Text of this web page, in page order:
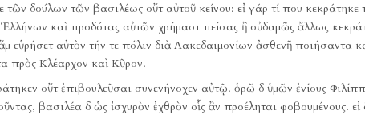
τῶν δούλων τῶν βασιλέως οὔτ αὐτοῦ κείνου: εἰ γάρ τί που
καὶ προδότας αὐτῶν χρήμασι πείσας ἢ οὐδαμῶς ἄλλως
εὑρήσετ αὐτὸν τήν τε πόλιν διὰ Λακεδαιμονίων ἀσθενῆ ποιήσαντα
πρὸς Κλέαρχον καὶ Κῦρον.
οὔτ ἐπιβουλεῦσαι συνενήνοχεν αὐτῷ. ὁρῶ δ ὑμῶν ἐνίους
βασιλέα δ ὡς ἰσχυρὸν ἐχθρὸν οἷς ἂν προέληται φοβουμένους.